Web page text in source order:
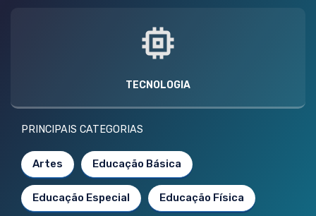
TECNOLOGIA
PRINCIPAIS CATEGORIAS
Artes Educação Básica
Educação Especial Educação Física